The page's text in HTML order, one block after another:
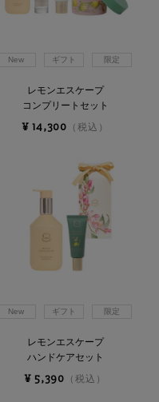
New ギフト 限定
レモンエスケープ
コンプリートセット
¥ 14,300 （税込）
New ギフト 限定
レモンエスケープ
ハンドケアセット
¥ 5,390 （税込）